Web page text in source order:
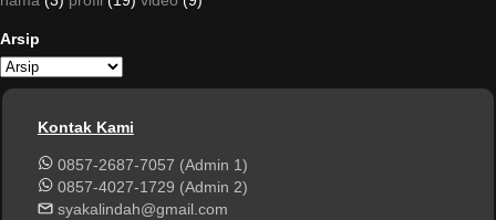
Arsip
Kontak Kami
0857-2687-7057 (Admin 1)
0857-4027-1729 (Admin 2)
syakalindah@gmail.com